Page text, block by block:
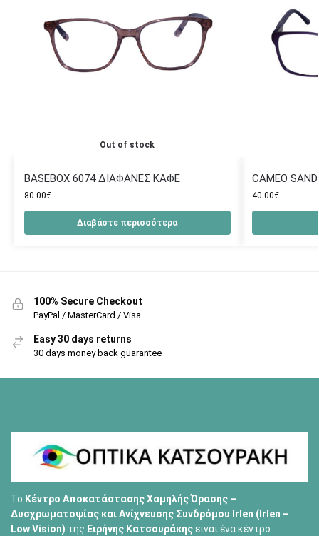
Out of stock
BASEBOX 6074 ΔΙΑΦΑΝΕΣ ΚΑΦΕ
80.00€
Διαβάστε περισσότερα
CAMEO
40.00€
100% Secure Checkout
PayPal / MasterCard / Visa
Easy 30 days returns
30 days money back guarantee
Το Κέντρο Αποκατάστασης Χαμηλής Όρασης –
Δυσχρωματοψίας και Ανίχνευσης Συνδρόμου Irlen (Irlen –
Low Vision) της Ειρήνης Κατσουράκηςείναι ένα κέντρο